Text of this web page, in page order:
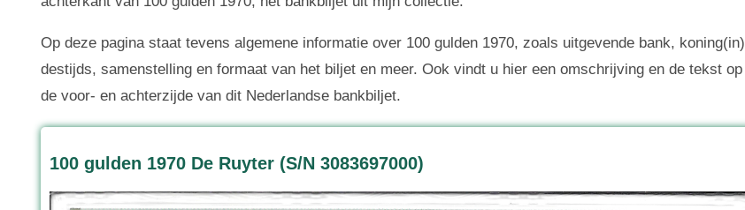
Op deze pagina staat tevens algemene informatie over 100 gulden 1970, zoals uitgevende bank, koning(in)
destijds, samenstelling en formaat van het biljet en meer. Ook vindt u hier een omschrijving en de tekst op
de voor- en achterzijde van dit Nederlandse bankbiljet.
100 gulden 1970 De Ruyter (S/N 3083697000)